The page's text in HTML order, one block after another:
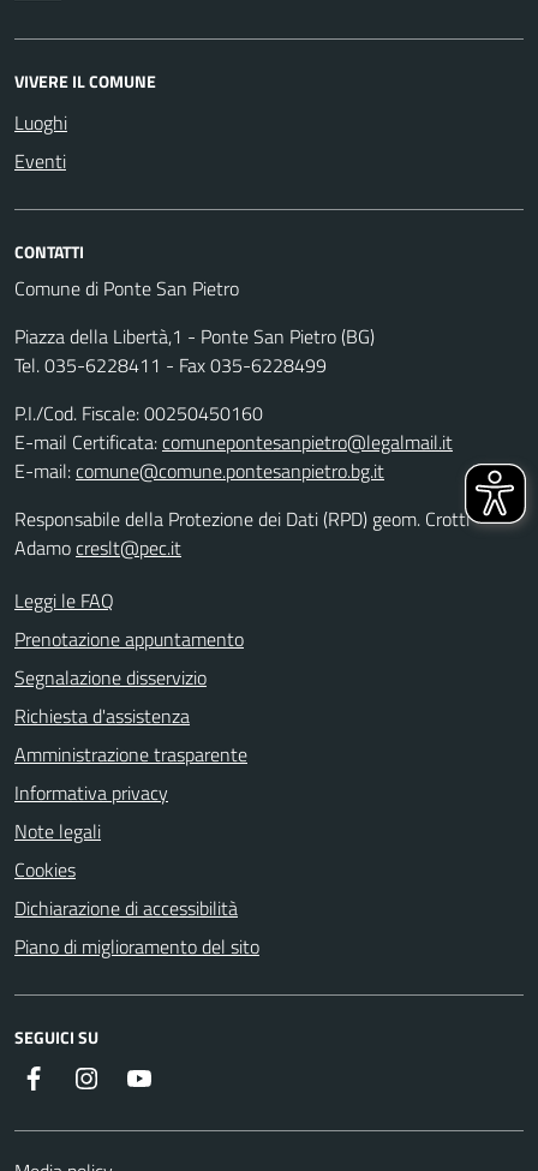
VIVERE IL COMUNE
Luoghi
Eventi
CONTATTI
Comune di Ponte San Pietro
Piazza della Libertà,1 - Ponte San Pietro (BG)
Tel. 035-6228411 - Fax 035-6228499
P.I./Cod. Fiscale: 00250450160
E-mail Certificata:comunepontesanpietro@legalmail.it
E-mail:comune@comune.pontesanpietro.bg.it
Responsabile della Protezione dei Dati (RPD) geom. Crotti
Adamocreslt@pec.it
Leggi le FAQ
Prenotazione appuntamento
Segnalazione disservizio
Richiesta d'assistenza
Amministrazione trasparente
Informativa privacy
Note legali
Cookies
Dichiarazione di accessibilità
Piano di miglioramento del sito
SEGUICI SU
Facebook Instagram